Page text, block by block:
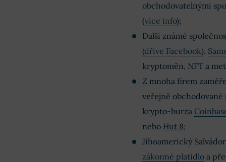
obchodovatelnými
(více info);
Další známé
(dříve Facebook),
kryptoměn, NFT a
Z mnoha firem
veřejně
krypto-burza
nebo Hut 8;
Jihoamerický
zákonné platidloa